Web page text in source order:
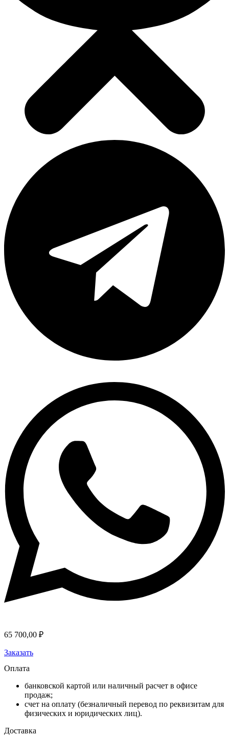
65 700,00 ₽
Заказать
Оплата
банковской картой или наличный расчет в офисе
продаж;
счет на оплату (безналичный перевод по реквизитам для
физических и юридических лиц).
Доставка